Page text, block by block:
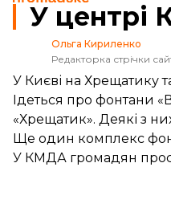
У центрі
Ольга Кириленко
Редакторка стрічки
У Києві на Хрещатику
Ідеться про фонтани
«Хрещатик». Деякі з
Ще один комплекс
У КМДА громадян